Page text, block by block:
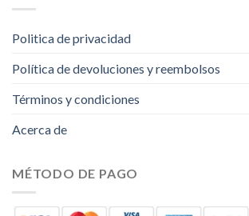
Politica de privacidad
Política de devoluciones y reembolsos
Términos y condiciones
Acerca de
MÉTODO DE PAGO